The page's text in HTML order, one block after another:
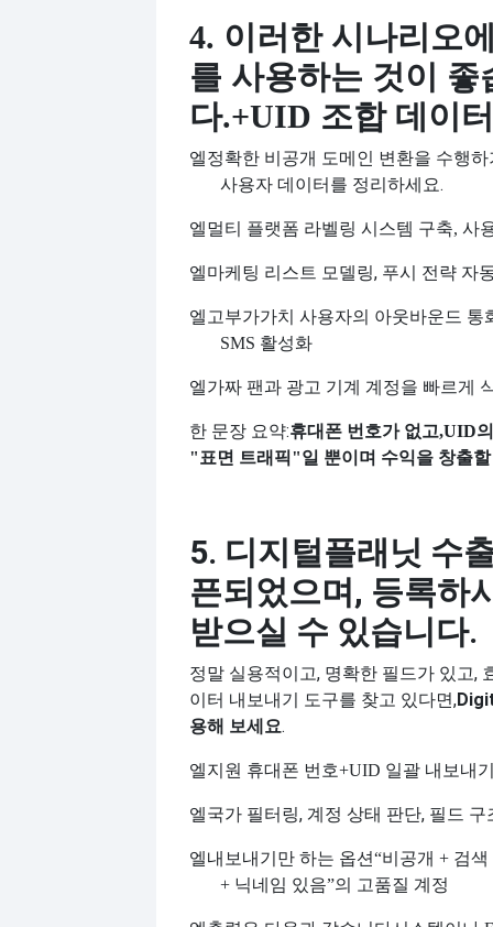
4. 이러한 시나리오
를 사용하는 것이 좋
다.+UID 조합 데이터
엘정확한 비공개 도메인 변환을 수행
사용자 데이터를 정리하세요.
엘멀티 플랫폼 라벨링 시스템 구축, 사
엘마케팅 리스트 모델링, 푸시 전략 자
엘 고부가가치 사용자의 아웃바운드 통
SMS 활성화
엘가짜 팬과 광고 기계 계정을 빠르게
한 문장 요약:휴대폰 번호가 없고,UID
"표면 트래픽"일 뿐이며 수익을 창출
5. 디지털플래닛 수
픈되었으며, 등록하
받으실 수 있습니다.
정말 실용적이고, 명확한 필드가 있고,
이터 내보내기 도구를 찾고 있다면,
용해 보세요.
엘지원 휴대폰 번호+UID 일괄 내보내
엘국가 필터링, 계정 상태 판단, 필드 구
엘내보내기만 하는 옵션“비공개 + 검
+ 닉네임 있음”의 고품질 계정